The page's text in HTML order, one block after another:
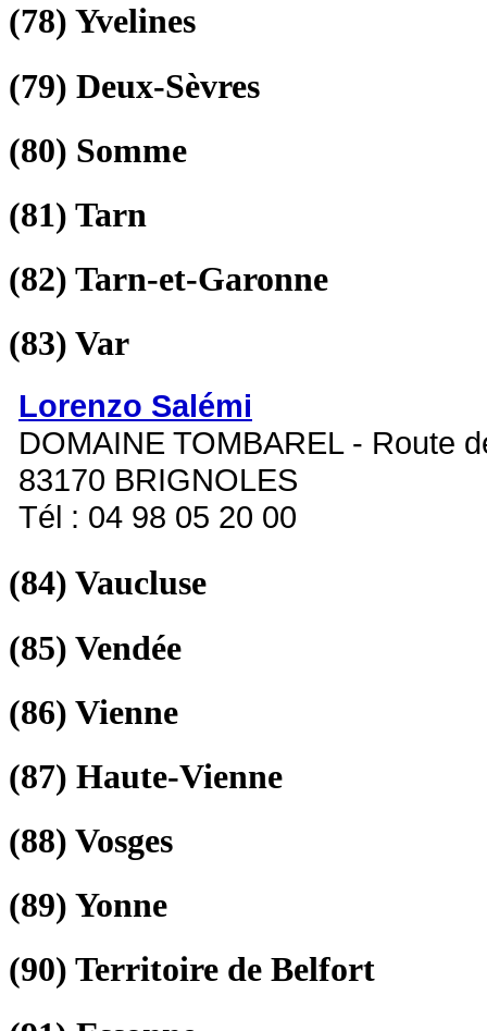
(78) Yvelines
(79) Deux-Sèvres
(80) Somme
(81) Tarn
(82) Tarn-et-Garonne
(83) Var
Lorenzo Salémi
DOMAINE TOMBAREL - Route
83170 BRIGNOLES
Tél : 04 98 05 20 00
(84) Vaucluse
(85) Vendée
(86) Vienne
(87) Haute-Vienne
(88) Vosges
(89) Yonne
(90) Territoire de Belfort